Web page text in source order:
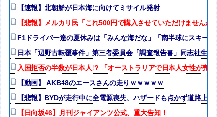
【速報】北朝鮮が日本海に向けてミサイル発射
【悲報】メルカリ民「これ500円で購入させていただけません
F1ドライバー達の夏休みは「みんな海だな」「南半球にスキー
日本「辺野古転覆事件」第三者委員会「調査報告書」同志社生
入国拒否の半数が日本人!? 「オーストラリアで日本人女性が売
【動画】 AKB48のエースさんの走りｗｗｗｗｗ
【悲報】BYDが走行中に全電源喪失、ハザードも点かず道路
【日向坂46】月刊ジャイアンツ公式、重大告知！